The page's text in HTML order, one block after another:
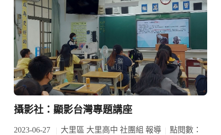
攝影社：顯影台灣專題講座
2023-06-27 大里區 大里高中 社團組 報導
點閱數：